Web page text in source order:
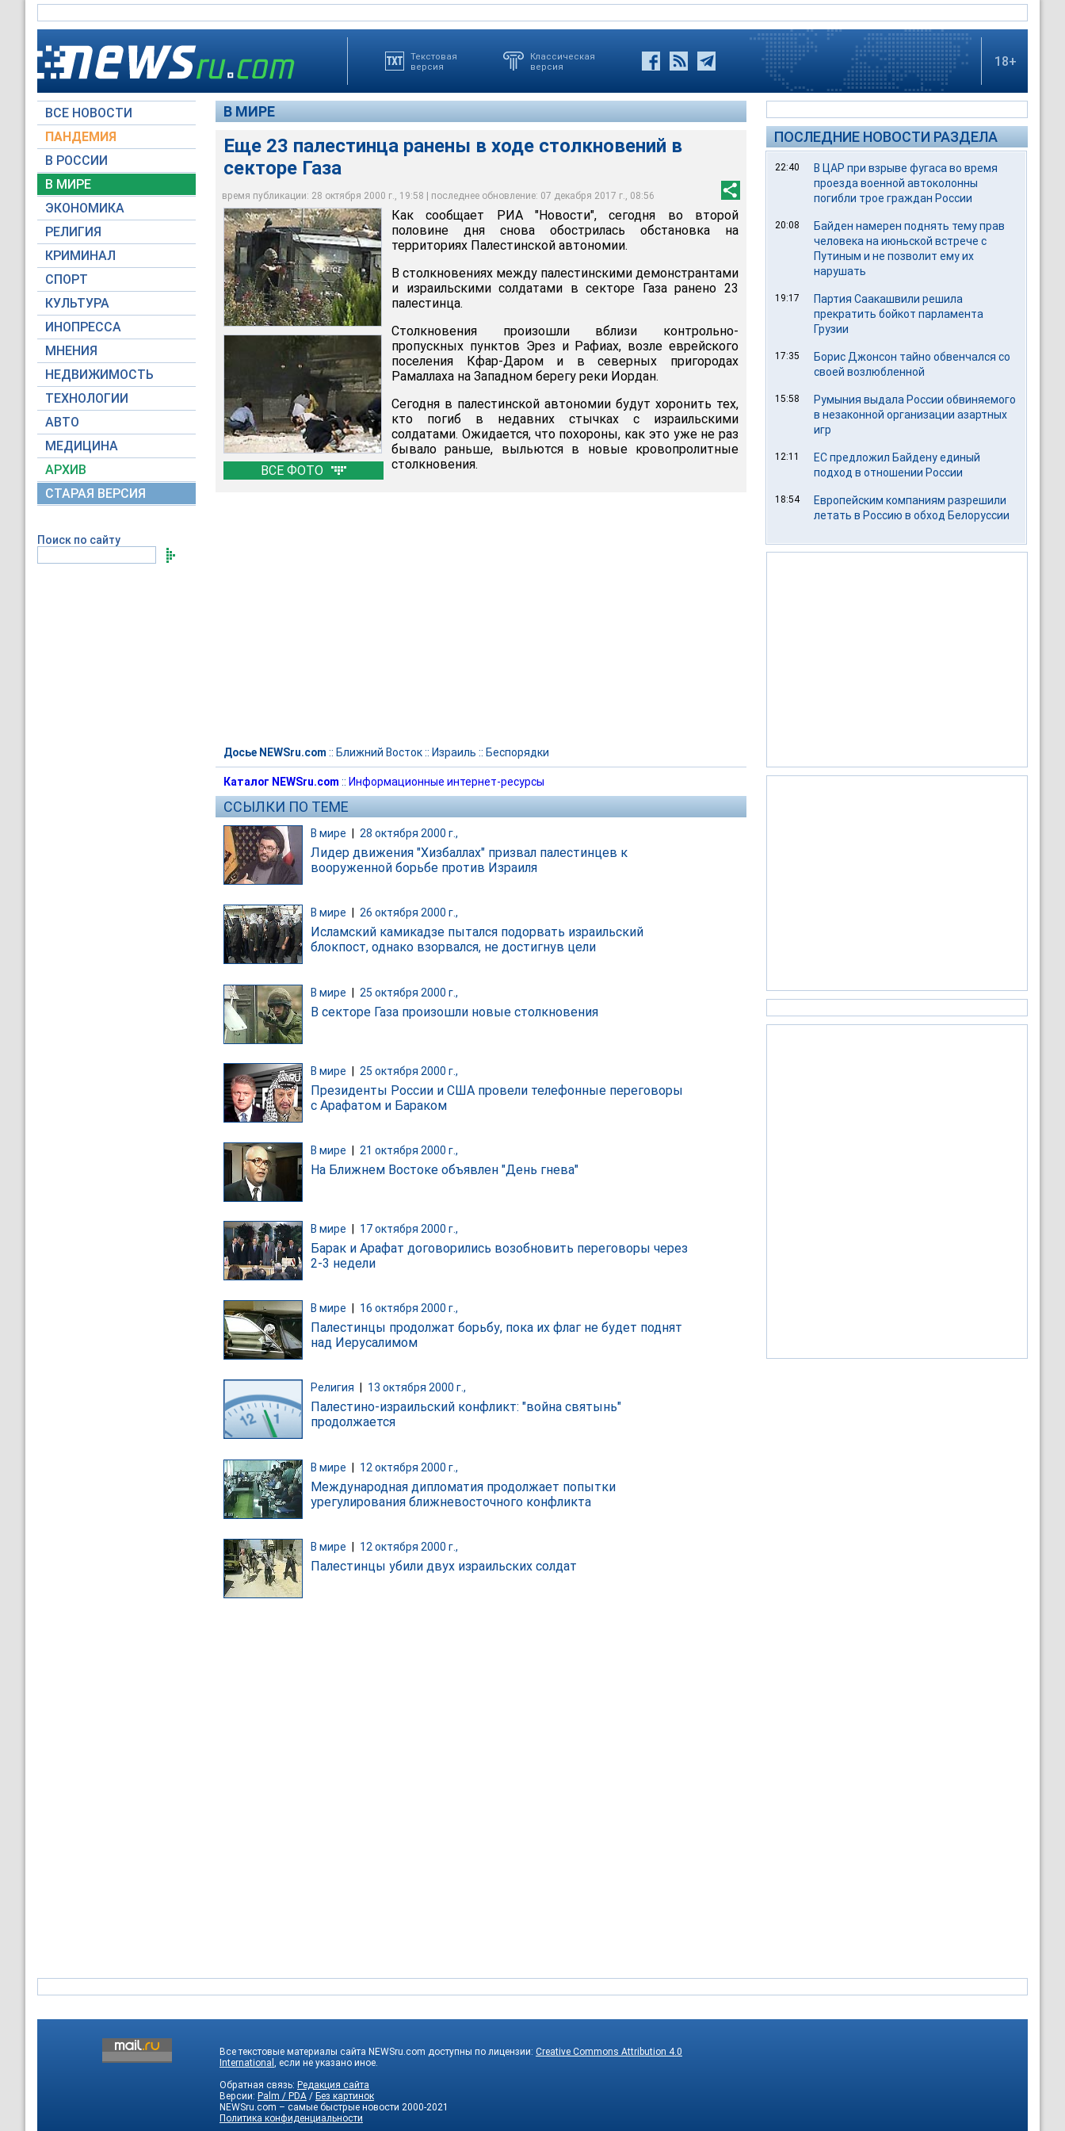
Текстовая
версия
Классическая
версия
18+
ВСЕ НОВОСТИ
ПАНДЕМИЯ
В РОССИИ
В МИРЕ
ЭКОНОМИКА
РЕЛИГИЯ
КРИМИНАЛ
СПОРТ
КУЛЬТУРА
ИНОПРЕССА
МНЕНИЯ
НЕДВИЖИМОСТЬ
ТЕХНОЛОГИИ
АВТО
МЕДИЦИНА
АРХИВ
СТАРАЯ ВЕРСИЯ
Поиск по сайту
В МИРЕ
Еще 23 палестинца ранены в ходе столкновений в
секторе Газа
время публикации: 28 октября 2000 г., 19:58 | последнее обновление: 07 декабря 2017 г., 08:56
ВСЕ ФОТО
Архив НТВ
Архив НТВ
Архив НТВ
Архив НТВ
Архив НТВ
Съемки НТВ
Как сообщает РИА "Новости", сегодня во второй
половине дня снова обострилась обстановка на
территориях Палестинской автономии.
В столкновениях между палестинскими демонстрантами
и израильскими солдатами в секторе Газа ранено 23
палестинца.
Столкновения произошли вблизи контрольно-
пропускных пунктов Эрез и Рафиах, возле еврейского
поселения Кфар-Даром и в северных пригородах
Рамаллаха на Западном берегу реки Иордан.
Сегодня в палестинской автономии будут хоронить тех,
кто погиб в недавних стычках с израильскими
солдатами. Ожидается, что похороны, как это уже не раз
бывало раньше, выльются в новые кровопролитные
столкновения.
Досье NEWSru.com :: Ближний Восток:: Израиль :: Беспорядки
Каталог NEWSru.com :: Информационные интернет-ресурсы
ССЫЛКИ ПО ТЕМЕ
В мире 28 октября 2000 г.,
Лидер движения "Хизбаллах" призвал палестинцев к
вооруженной борьбе против Израиля
В мире 26 октября 2000 г.,
Исламский камикадзе пытался подорвать израильский
блокпост, однако взорвался, не достигнув цели
В мире | 25 октября 2000 г.,
В секторе Газа произошли новые столкновения
В мире | 25 октября 2000 г.,
Президенты России и США провели телефонные переговоры
с Арафатом и Бараком
В мире 21 октября 2000 г.,
На Ближнем Востоке объявлен "День гнева"
В мире 17 октября 2000 г.,
Барак и Арафат договорились возобновить переговоры через
2-3 недели
В мире 16 октября 2000 г.,
Палестинцы продолжат борьбу, пока их флаг не будет поднят
над Иерусалимом
Религия 13 октября 2000 г.,
Палестино-израильский конфликт: "война святынь"
продолжается
В мире | 12 октября 2000 г.,
Международная дипломатия продолжает попытки
урегулирования ближневосточного конфликта
В мире 12 октября 2000 г.,
Палестинцы убили двух израильских солдат
ПОСЛЕДНИЕ НОВОСТИ РАЗДЕЛА
22:40
В ЦАР при взрыве фугаса во время
проезда военной автоколонны
погибли трое граждан России
20:08
Байден намерен поднять тему прав
человека на июньской встрече с
Путиным и не позволит ему их
нарушать
19:17
Партия Саакашвили решила
прекратить бойкот парламента
Грузии
17:35
Борис Джонсон тайно обвенчался со
своей возлюбленной
15:58
Румыния выдала России обвиняемого
в незаконной организации азартных
игр
12:11
ЕС предложил Байдену единый
подход в отношении России
18:54
Европейским компаниям разрешили
летать в Россию в обход Белоруссии
Все текстовые материалы сайта NEWSru.com доступны по лицензии: Creative Commons Attribution 4.0
International , если не указано иное.
Обратная связь: Редакция сайта
Версии: Palm / PDA / Без картинок
NEWSru.com – самые быстрые новости 2000-2021
Политика конфиденциальности